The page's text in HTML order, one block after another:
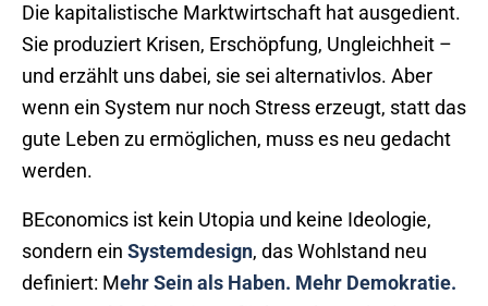
Die kapitalistische Marktwirtschaft hat ausgedient.
Sie produziert Krisen, Erschöpfung, Ungleichheit –
und erzählt uns dabei, sie sei alternativlos. Aber
wenn ein System nur noch Stress erzeugt, statt das
gute Leben zu ermöglichen, muss es neu gedacht
werden.
BEconomics ist kein Utopia und keine Ideologie,
sondern ein Systemdesign, das Wohlstand neu
definiert: Mehr Sein als Haben. Mehr Demokratie.